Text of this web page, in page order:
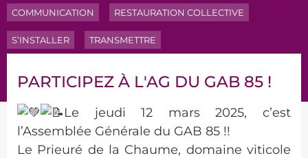
COMMUNICATION RESTAURATION COLLECTIVE
S’INSTALLER TRANSMETTRE
PARTICIPEZ À L'AG DU GAB 85 !
Le jeudi 12 mars 2025, c’est
l’Assemblée Générale du GAB 85 !!
Le Prieuré de la Chaume, domaine viticole